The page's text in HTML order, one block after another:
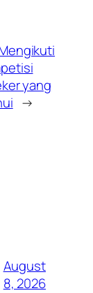
yang
→
August
8, 2026